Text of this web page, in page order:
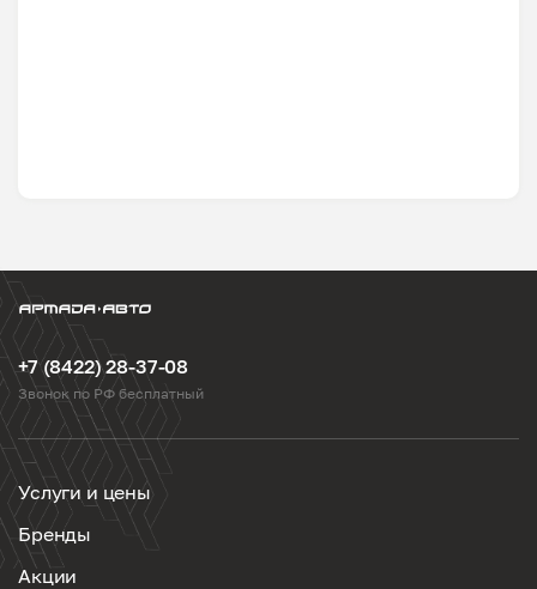
+7 (8422) 28-37-08
Звонок по РФ бесплатный
Услуги и цены
Бренды
Акции